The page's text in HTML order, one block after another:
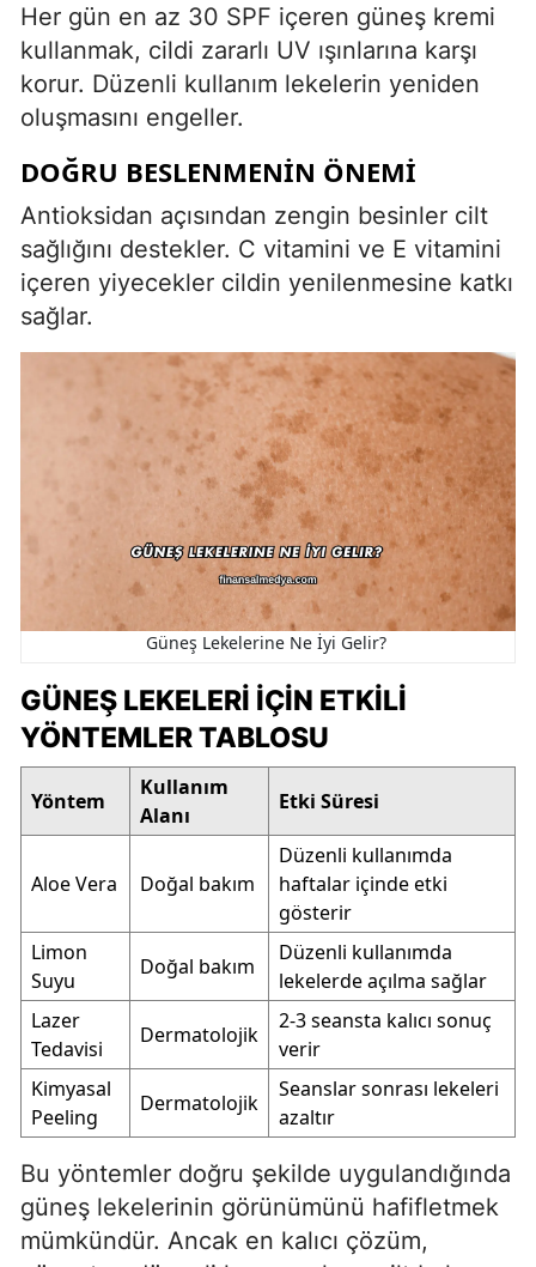
Her gün en az 30 SPF içeren güneş kremi
kullanmak, cildi zararlı UV ışınlarına karşı
korur. Düzenli kullanım lekelerin yeniden
oluşmasını engeller.
DOĞRU BESLENMENIN ÖNEMI
Antioksidan açısından zengin besinler cilt
sağlığını destekler. C vitamini ve E vitamini
içeren yiyecekler cildin yenilenmesine katkı
sağlar.
Güneş Lekelerine Ne İyi Gelir?
GÜNEŞ LEKELERI İÇIN ETKILI
YÖNTEMLER TABLOSU
Yöntem
Kullanım
Alanı
Etki Süresi
Aloe Vera Doğal bakım
Düzenli kullanımda
haftalar içinde etki
gösterir
Limon
Suyu
Doğal bakım
Düzenli kullanımda
lekelerde açılma sağlar
Lazer
Tedavisi
Dermatolojik
2-3 seansta kalıcı sonuç
verir
Kimyasal
Peeling
Dermatolojik
Seanslar sonrası lekeleri
azaltır
Bu yöntemler doğru şekilde uygulandığında
güneş lekelerinin görünümünü hafifletmek
mümkündür. Ancak en kalıcı çözüm,